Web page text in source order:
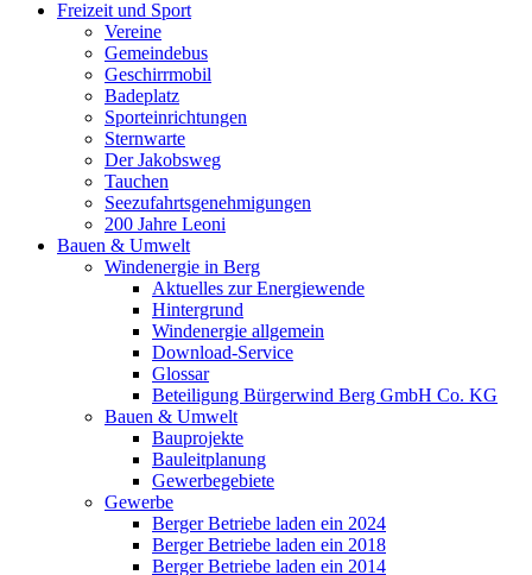
Freizeit und Sport
Vereine
Gemeindebus
Geschirrmobil
Badeplatz
Sporteinrichtungen
Sternwarte
Der Jakobsweg
Tauchen
Seezufahrtsgenehmigungen
200 Jahre Leoni
Bauen & Umwelt
Windenergie in Berg
Aktuelles zur Energiewende
Hintergrund
Windenergie allgemein
Download-Service
Glossar
Beteiligung Bürgerwind Berg GmbH Co. KG
Bauen & Umwelt
Bauprojekte
Bauleitplanung
Gewerbegebiete
Gewerbe
Berger Betriebe laden ein 2024
Berger Betriebe laden ein 2018
Berger Betriebe laden ein 2014